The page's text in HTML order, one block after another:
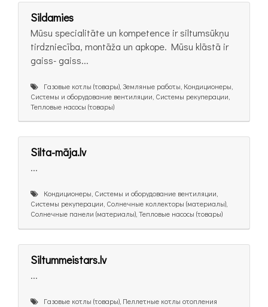
Sildamies
Mūsu specialitāte un kompetence ir siltumsūkņu
tirdzniecība, montāža un apkope. Mūsu klāstā ir
gaiss- gaiss...
Газовые котлы (товары), Земляные работы, Кондиционеры,
Системы и оборудование вентиляции, Системы рекуперации,
Тепловые насосы (товары)
Silta-māja.lv
...
Кондиционеры, Системы и оборудование вентиляции,
Системы рекуперации, Солнечные коллекторы (материалы),
Солнечные панели (материалы), Тепловые насосы (товары)
Siltummeistars.lv
...
Газовые котлы (товары), Пеллетные котлы отопления